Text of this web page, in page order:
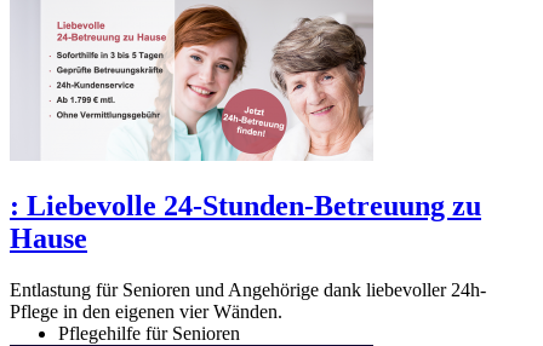
: Liebevolle 24-Stunden-Betreuung zu
Hause
Entlastung für Senioren und Angehörige dank liebevoller 24h-
Pflege in den eigenen vier Wänden.
Pflegehilfe für Senioren